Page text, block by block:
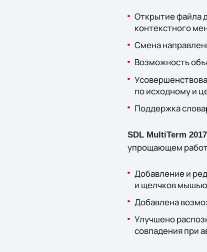
Открытие файла
контекстного
Смена
Возможность
по исходному и
Поддержка
SDL MultiTerm 2017
упрощающем
Добавление и
и щелчков
Добавлена
Улучшено
совпадения при